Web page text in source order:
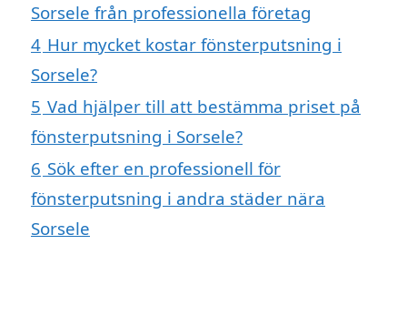
Sorsele från professionella företag
4 Hur mycket kostar fönsterputsning i
Sorsele?
5 Vad hjälper till att bestämma priset på
fönsterputsning i Sorsele?
6 Sök efter en professionell för
fönsterputsning i andra städer nära
Sorsele